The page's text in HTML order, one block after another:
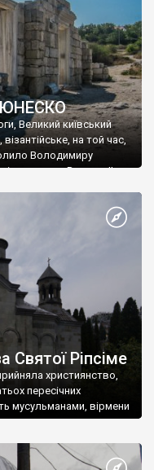
ЮНЕСКО
Великий київський
на той час,
Володимиру
імператору Василю ІІ, та
християнином.
Херсонесу Таврійського
Святої Ріпсіме
християнство,
пересічних
мусульманами, вірмени